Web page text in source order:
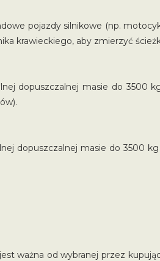
pojazdy silnikowe (np.
krawieckiego, aby zmierzyć
dopuszczalnej masie do 3500
dopuszczalnej masie do 3500
ważna od wybranej przez